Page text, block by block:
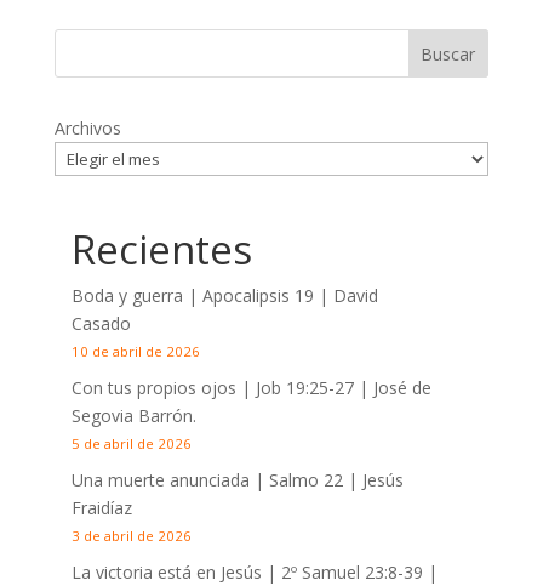
Archivos
Recientes
Boda y guerra | Apocalipsis 19 | David
Casado
10 de abril de 2026
Con tus propios ojos | Job 19:25-27| José de
Segovia Barrón.
5 de abril de 2026
Una muerte anunciada | Salmo 22| Jesús
Fraidíaz
3 de abril de 2026
La victoria está en Jesús | 2º Samuel 23:8-39 |